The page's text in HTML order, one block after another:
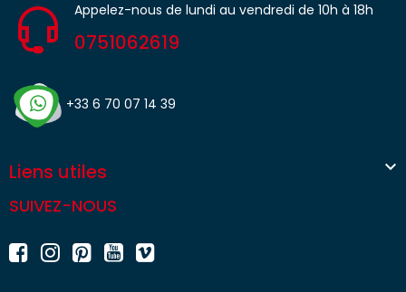
Appelez-nous de lundi au vendredi de 10h à 18h
0751062619
+33 6 70 07 14 39
Liens utiles 
SUIVEZ-NOUS